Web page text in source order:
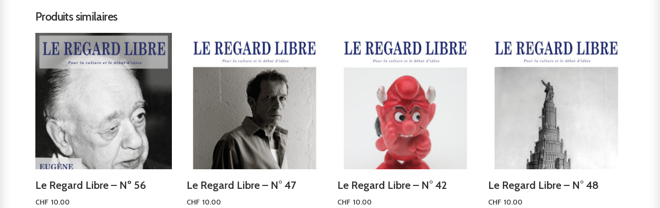
Produits similaires
Le Regard Libre – Nº 56
CHF 10.00
Le Regard Libre – N° 47
CHF 10.00
Le Regard Libre – N° 42
CHF 10.00
Le Regard Libre – N° 48
CHF 10.00